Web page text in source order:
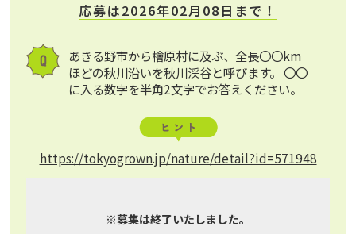
応募は2026年02月08日まで！
あきる野市から檜原村に及ぶ、全長〇〇km
ほどの秋川沿いを秋川渓谷と呼びます。 〇〇
に入る数字を半角2文字でお答えください。
https://tokyogrown.jp/nature/detail?id=571948
※募集は終了いたしました。